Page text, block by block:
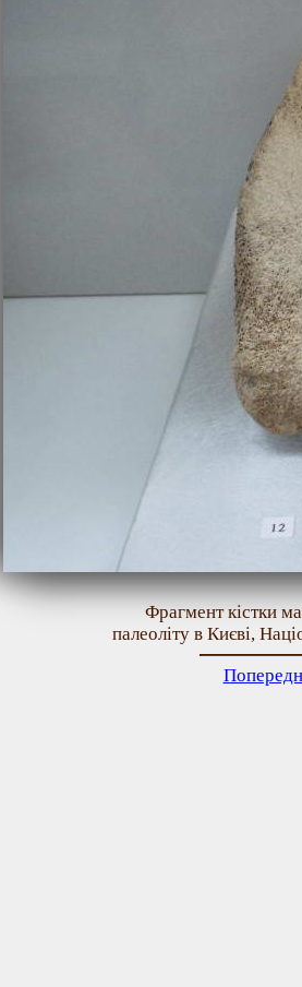
Фрагмент кістки
палеоліту в Києві,